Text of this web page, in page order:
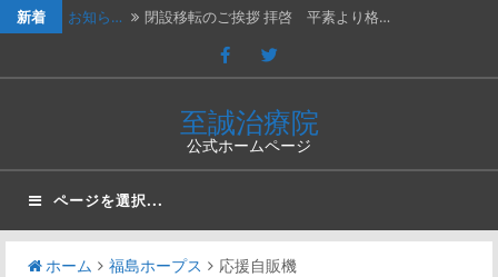
新着 お知ら… 閉設移転のご挨拶 拝啓 平素より格…
202４年３月２日（土）は臨時休診…
2023年７月１５日（土）は臨時休…
2023年2月25日（土）、202…
新年の…
至誠治療院
公式ホームページ
ページを選択...
ホーム 福島ホープス 応援自販機